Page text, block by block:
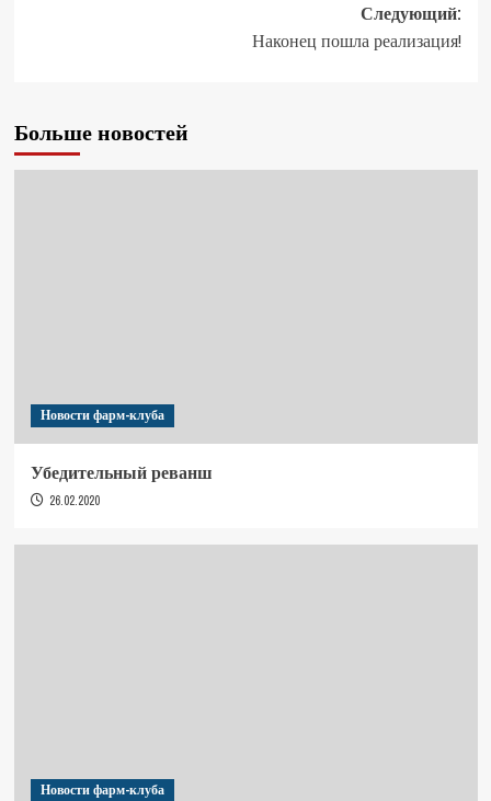
Следующий:
Наконец пошла реализация!
Больше новостей
Новости фарм-клуба
Убедительный реванш
26.02.2020
Новости фарм-клуба